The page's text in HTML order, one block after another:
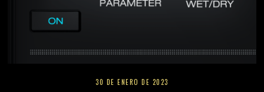
30 DE ENERO DE 2023